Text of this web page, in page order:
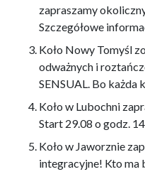
zapraszamy
Szczegółowe
Koło Nowy Tomyśl
odważnych i
SENSUAL. Bo każda
Koło w Lubochni
Start 29.08 o godz.
Koło w Jaworznie
integracyjne! Kto ma